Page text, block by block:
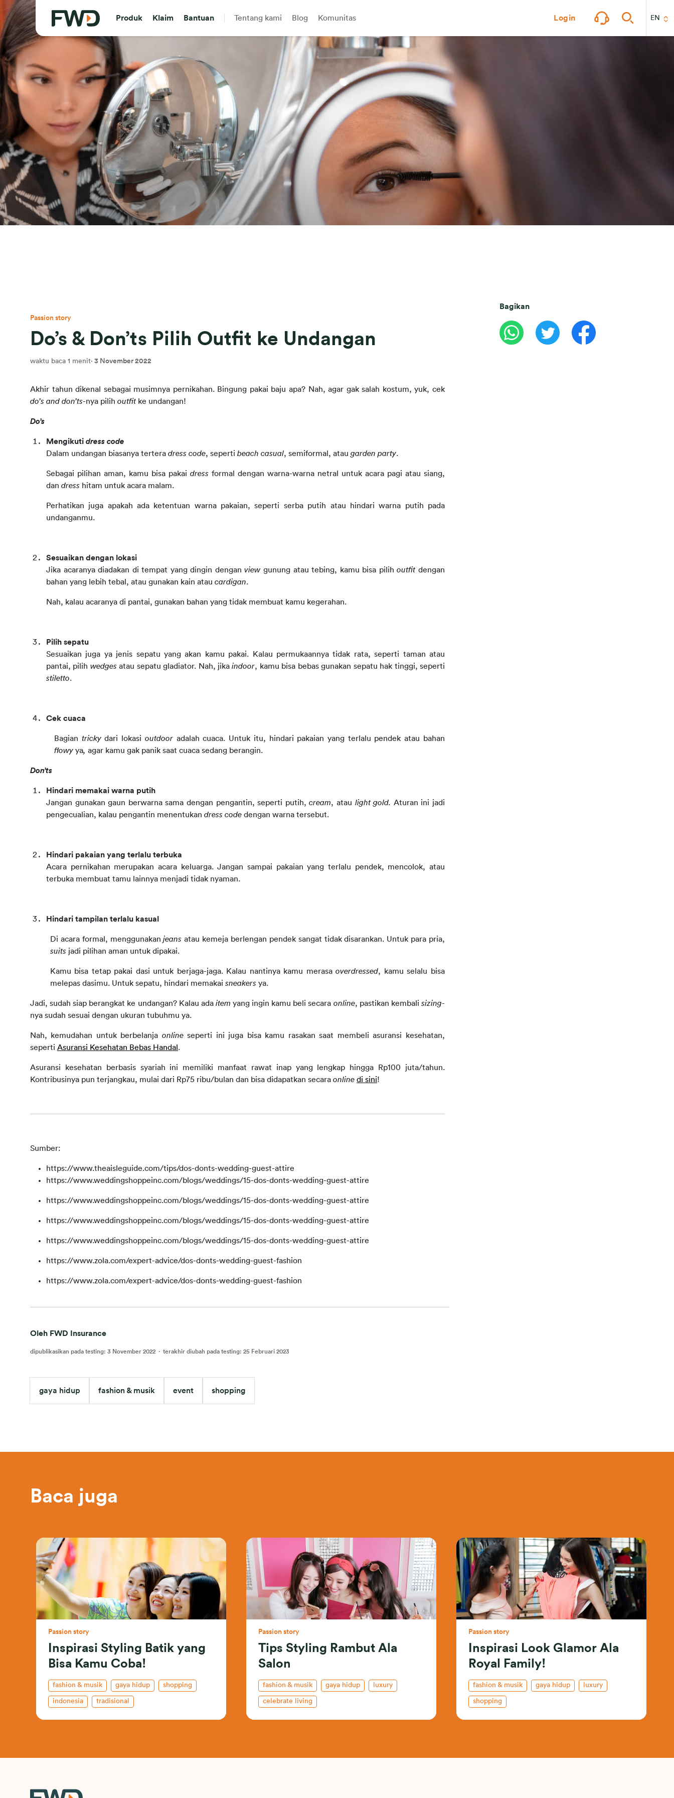
Produk Klaim Bantuan Tentang kami Blog Komunitas Login EN
Passion story
Do’s & Don’ts Pilih Outfit ke Undangan
waktu baca 1 menit· 3 November 2022
Akhir tahun dikenal sebagai musimnya pernikahan. Bingung pakai baju apa? Nah, agar gak salah kostum, yuk, cek
do’s and don’ts-nya pilih outfit ke undangan!
Do’s
Mengikuti dress code
Dalam undangan biasanya tertera dress code, seperti beach casual, semiformal, atau garden party.
Sebagai pilihan aman, kamu bisa pakai dress formal dengan warna-warna netral untuk acara pagi atau siang,
dan dress hitam untuk acara malam.
Perhatikan juga apakah ada ketentuan warna pakaian, seperti serba putih atau hindari warna putih pada
undanganmu.
Sesuaikan dengan lokasi
Jika acaranya diadakan di tempat yang dingin dengan view gunung atau tebing, kamu bisa pilih outfit dengan
bahan yang lebih tebal, atau gunakan kain atau cardigan.
Nah, kalau acaranya di pantai, gunakan bahan yang tidak membuat kamu kegerahan.
Pilih sepatu
Sesuaikan juga ya jenis sepatu yang akan kamu pakai. Kalau permukaannya tidak rata, seperti taman atau
pantai, pilih wedges atau sepatu gladiator. Nah, jika indoor
stiletto.
Cek cuaca
Bagian tricky dari lokasi outdoor
flowy ya, agar kamu gak panik saat cuaca sedang berangin.
Don’ts
Hindari memakai warna putih
Jangan gunakan gaun berwarna sama dengan pengantin, seperti putih, cream, atau light gold. Aturan ini jadi
pengecualian, kalau pengantin menentukan dress code dengan warna tersebut.
Hindari pakaian yang terlalu terbuka
Acara pernikahan merupakan acara keluarga. Jangan sampai pakaian yang terlalu pendek, mencolok, atau
terbuka membuat tamu lainnya menjadi tidak nyaman.
Hindari tampilan terlalu kasual
Di acara formal, menggunakan jeans
suits jadi pilihan aman untuk dipakai.
Kamu bisa tetap pakai dasi untuk berjaga-jaga. Kalau nantinya kamu merasa overdressed, kamu selalu bisa
melepas dasimu. Untuk sepatu, hindari memakai sneakers ya.
Jadi, sudah siap berangkat ke undangan? Kalau ada item yang ingin kamu beli secara online, pastikan kembali sizing-
nya sudah sesuai dengan ukuran tubuhmu ya.
Nah, kemudahan untuk berbelanja online seperti ini juga bisa kamu rasakan saat membeli asuransi kesehatan,
seperti Asuransi Kesehatan Bebas Handal .
Asuransi kesehatan
berbasis syariah ini memiliki manfaat rawat inap yang lengkap hingga Rp100 juta/tahun.
Kontribusinya pun terjangkau, mulai dari Rp75 ribu/bulan dan bisa didapatkan secara online di sini!
Sumber:
https://www.theaisleguide.com/tips/dos-donts-wedding-guest-attire
https://www.weddingshoppeinc.com/blogs/weddings/15-dos-donts-wedding-guest-attire
https://www.weddingshoppeinc.com/blogs/weddings/15-dos-donts-wedding-guest-attire
https://www.weddingshoppeinc.com/blogs/weddings/15-dos-donts-wedding-guest-attire
https://www.weddingshoppeinc.com/blogs/weddings/15-dos-donts-wedding-guest-attire
https://www.zola.com/expert-advice/dos-donts-wedding-guest-fashion
https://www.zola.com/expert-advice/dos-donts-wedding-guest-fashion
Oleh FWD Insurance
dipublikasikan pada testing: 3 November 2022 · terakhir diubah pada testing: 25 Februari 2023
gaya hidup fashion & musik event shopping
Bagikan
Baca juga
Passion story
Inspirasi Styling Batik yang
Bisa Kamu Coba!
fashion & musik gaya hidup shopping
indonesia tradisional
Passion story
Tips Styling Rambut Ala
Salon
fashion & musik gaya hidup luxury
celebrate living
Passion story
Inspirasi Look Glamor Ala
Royal Family!
fashion & musik gaya hidup luxury
shopping